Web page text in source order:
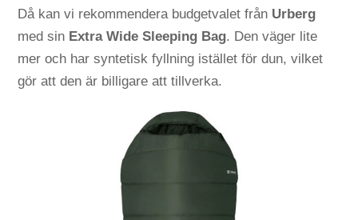
Då kan vi rekommendera budgetvalet från Urberg
med sin Extra Wide Sleeping Bag. Den väger lite
mer och har syntetisk fyllning istället för dun, vilket
gör att den är billigare att tillverka.